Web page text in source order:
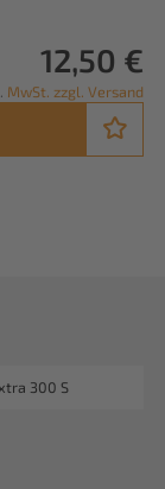
12,50 €
MwSt. zzgl. Versand
300 S